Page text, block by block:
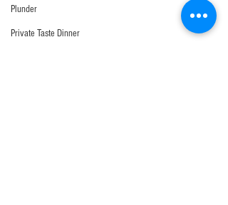
Plunder
Private Taste Dinner